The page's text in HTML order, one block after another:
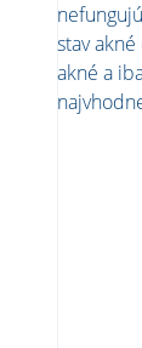
stav
akné a